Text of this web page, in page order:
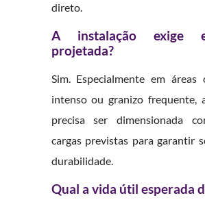
direto.
A instalação exige
projetada?
Sim. Especialmente em áreas
intenso ou granizo frequente,
precisa ser dimensionada
cargas previstas para garantir
durabilidade.
Qual a vida útil esperada